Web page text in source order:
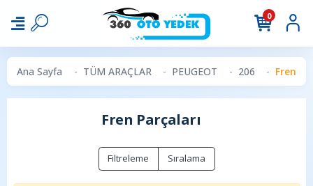
0
Ana Sayfa TÜM ARAÇLAR PEUGEOT 206 Fren
Fren Parçaları
Filtreleme Sıralama